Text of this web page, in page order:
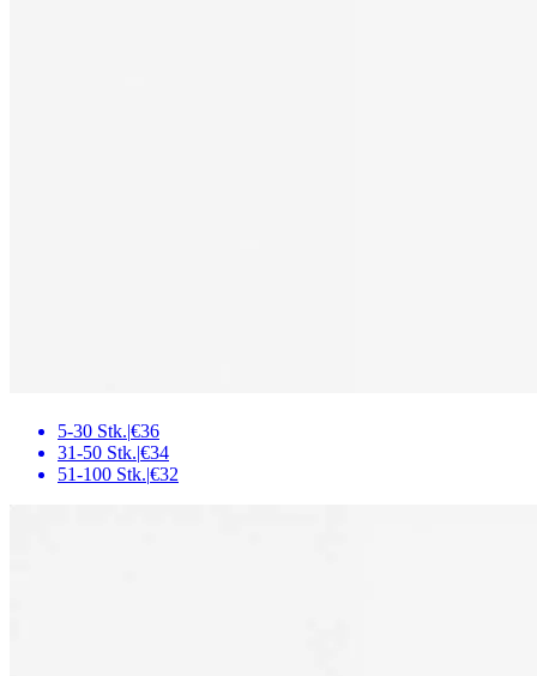
5-30 Stk.|€36
31-50 Stk.|€34
51-100 Stk.|€32